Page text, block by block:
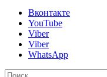
Вконтакте
YouTube
Viber
Viber
WhatsApp